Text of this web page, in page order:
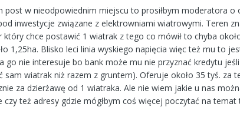
post w nieodpowiednim miejscu to prosiłbym moderatora
inwestycje związane z elektrowniami wiatrowymi. Teren
który chce postawić 1 wiatrak z tego co mówił to chyba
1,25ha. Blisko leci linia wyskiego napięcia więc też mu to
go nie interesuje bo bank może mu nie przyznać kredytu
sam wiatrak niż razem z gruntem). Oferuje około 35 tyś.
za dzierżawę od 1 wiatraka. Ale nie wiem jakie u nas
czy też adresy gdzie mógłbym coś więcej poczytać na